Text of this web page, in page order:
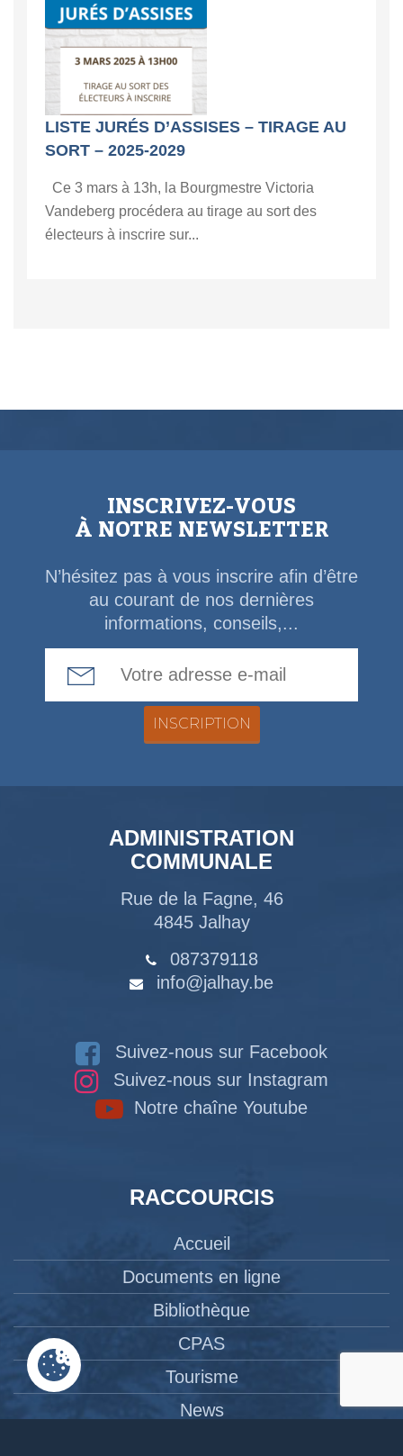
LISTE JURÉS D’ASSISES – TIRAGE AU
SORT – 2025-2029
Ce 3 mars à 13h, la Bourgmestre Victoria
Vandeberg procédera au tirage au sort des
électeurs à inscrire sur...
INSCRIVEZ-VOUS
À NOTRE NEWSLETTER
N’hésitez pas à vous inscrire afin d’être
au courant de nos dernières
informations, conseils,...
ADMINISTRATION
COMMUNALE
Rue de la Fagne, 46
4845 Jalhay
087379118
info@jalhay.be
Suivez-nous sur Facebook
Suivez-nous sur Instagram
Notre chaîne Youtube
RACCOURCIS
Accueil
Documents en ligne
Bibliothèque
CPAS
Tourisme
News